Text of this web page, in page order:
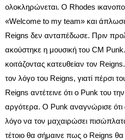
ολοκληρώνεται. Ο Rhodes
«Welcome to my team» και άπλωσε
Reigns δεν ανταπέδωσε. Πριν
ακούστηκε η μουσική του CM
κοιτάζοντας κατευθείαν τον
τον λόγο του Reigns, γιατί πέρσι
Reigns αντέτεινε ότι ο Punk του
αργότερα. Ο Punk αναγνώρισε ότι
λόγο να τον μαχαιρώσει
τέτοιο θα σήμαινε πως ο Reigns θα